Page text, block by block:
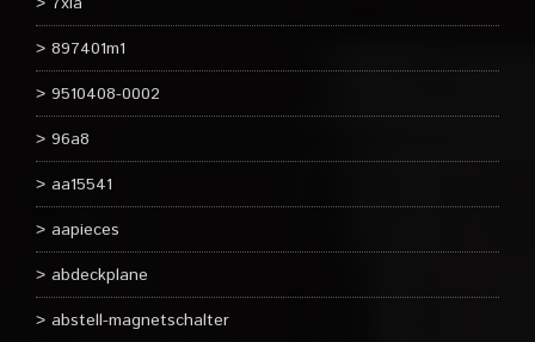
897401m1
9510408-0002
96a8
aa15541
aapieces
abdeckplane
abstell-magnetschalter